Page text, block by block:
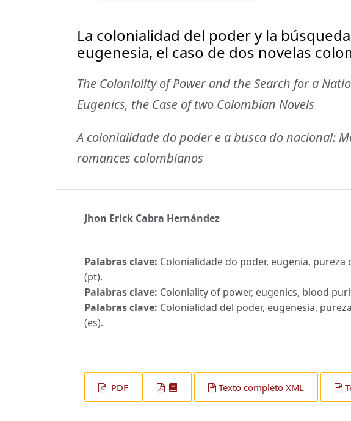
La colonialidad del poder y la
eugenesia, el caso de dos novelas
The Coloniality of Power and the Search for a
Eugenics, the Case of two Colombian Novels
A colonialidade do poder e a busca do nacional:
romances colombianos
Jhon Erick Cabra Hernández
Palabras clave: Colonialidade do poder, eugenia,
(pt).
Palabras clave: Coloniality of power, eugenics, blood
Palabras clave: Colonialidad del poder, eugenesia,
(es).
PDF Texto completo XML